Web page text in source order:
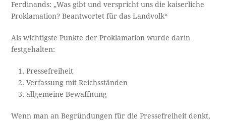
Ferdinands: „Was gibt und verspricht uns die kaiserliche
Proklamation? Beantwortet für das Landvolk“
Als wichtigste Punkte der Proklamation wurde darin
festgehalten:
Pressefreiheit
Verfassung mit Reichsständen
allgemeine Bewaffnung
Wenn man an Begründungen für die Pressefreiheit denkt,